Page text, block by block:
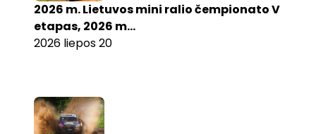
2026 m. Lietuvos mini ralio čempionato V
etapas, 2026 m...
2026 liepos 20